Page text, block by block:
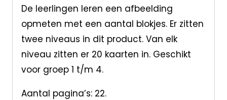
De leerlingen leren een afbeelding
opmeten met een aantal blokjes. Er zitten
twee niveaus in dit product. Van elk
niveau zitten er 20 kaarten in. Geschikt
voor groep 1 t/m 4.
Aantal pagina’s: 22.